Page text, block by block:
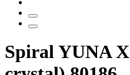
Spiral YUNA